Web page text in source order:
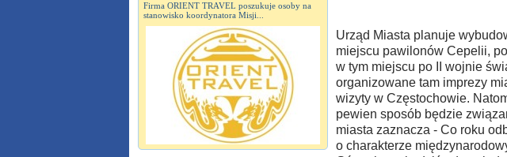
Firma ORIENT TRAVEL poszukuje osoby na
stanowisko koordynatora Misji...
Urząd Miasta planuje
miejscu pawilonów Cepelii,
w tym miejscu po II wojnie
organizowane tam imprezy
wizyty w Częstochowie.
pewien sposób będzie
miasta zaznacza - Co roku
o charakterze